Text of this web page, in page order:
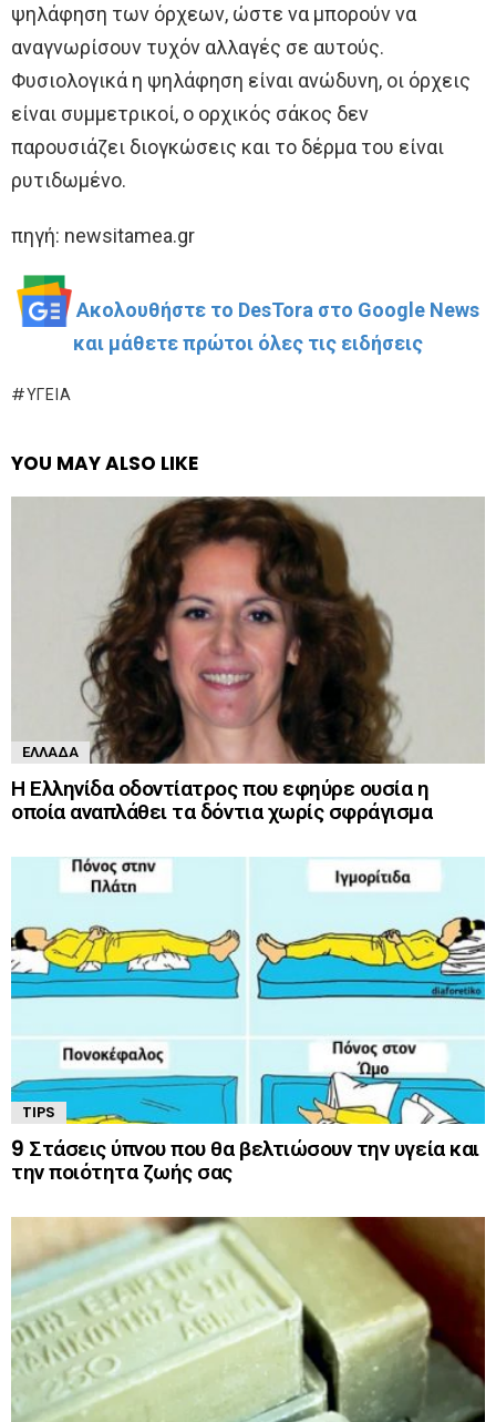
ψηλάφηση των όρχεων, ώστε να μπορούν να
αναγνωρίσουν τυχόν αλλαγές σε αυτούς.
Φυσιολογικά η ψηλάφηση είναι ανώδυνη, οι όρχεις
είναι συμμετρικοί, ο ορχικός σάκος δεν
παρουσιάζει διογκώσεις και το δέρμα του είναι
ρυτιδωμένο.
πηγή: newsitamea.gr
Ακολουθήστε το DesTora στο Google News
και μάθετε πρώτοι όλες τις ειδήσεις
ΥΓΕΊΑ
YOU MAY ALSO LIKE
ΕΛΛΆΔΑ
Η Ελληνίδα οδοντίατρος που εφηύρε ουσία η
οποία αναπλάθει τα δόντια χωρίς σφράγισμα
TIPS
9 Στάσεις ύπνου που θα βελτιώσουν την υγεία και
την ποιότητα ζωής σας